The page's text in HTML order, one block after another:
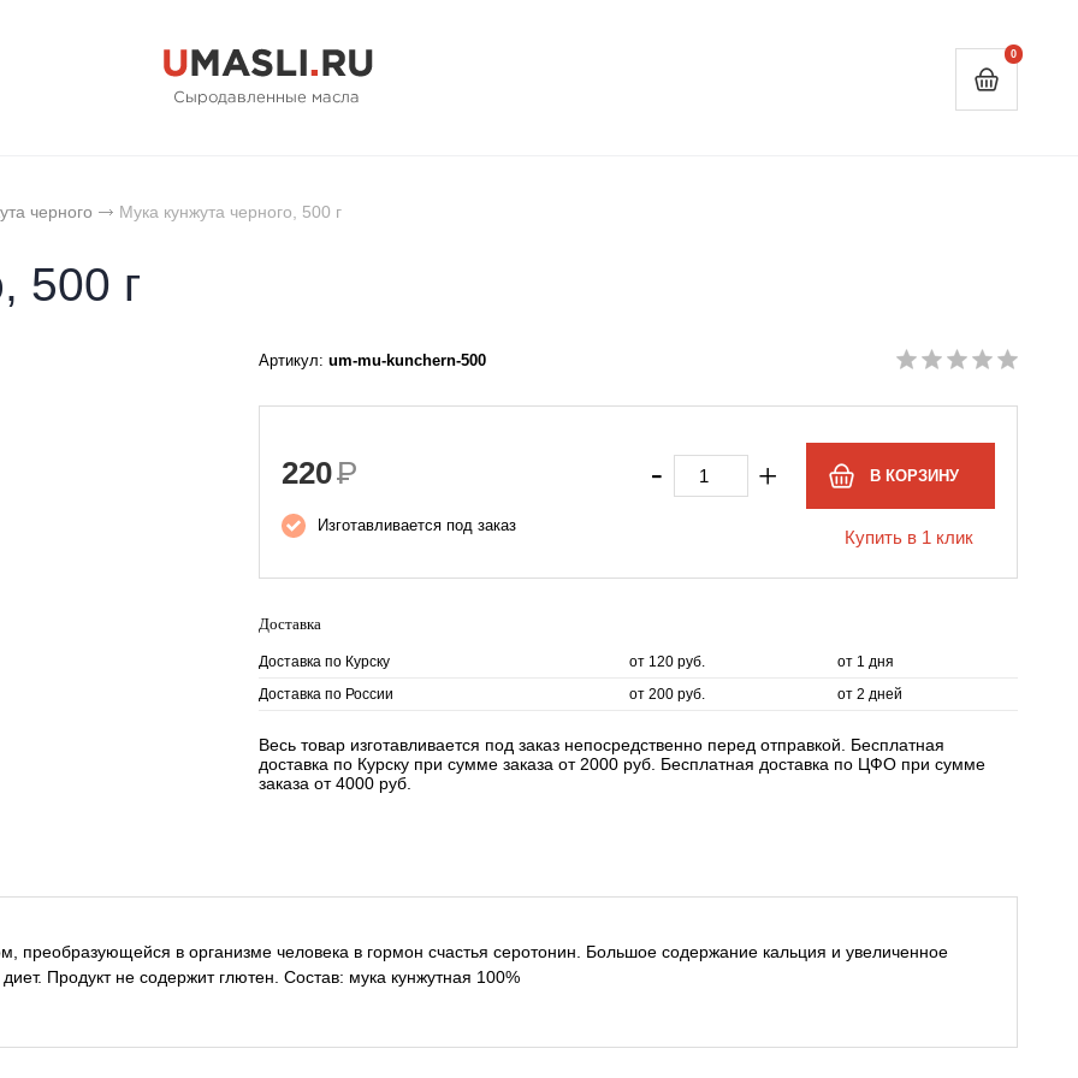
0
черного Мука кунжута черного, 500 г
500 г
Артикул: um-mu-kunchern-500
- +
Купить в 1 клик
220Р
Изготавливается под заказ
Доставка
Доставка по Курску от 120 руб.
от 1 дня
Доставка по России
от 200 руб. от 2 дней
Весь товар изготавливается под заказ непосредственно перед отправкой. Бесплатная
доставка по Курску при сумме заказа от 2000 руб. Бесплатная доставка по ЦФО при сумме
заказа от 4000 руб.
преобразующейся в организме человека в гормон счастья серотонин. Большое содержание кальция и увеличенное
Продукт не содержит глютен. Состав: мука кунжутная 100%